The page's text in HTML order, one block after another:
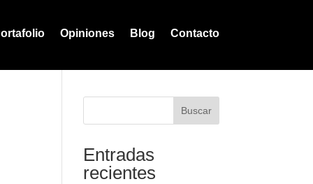
Opiniones Blog Contacto
Buscar
Entradas
recientes